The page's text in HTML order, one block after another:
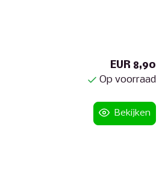
EUR 8,90
Op voorraad
Bekijken